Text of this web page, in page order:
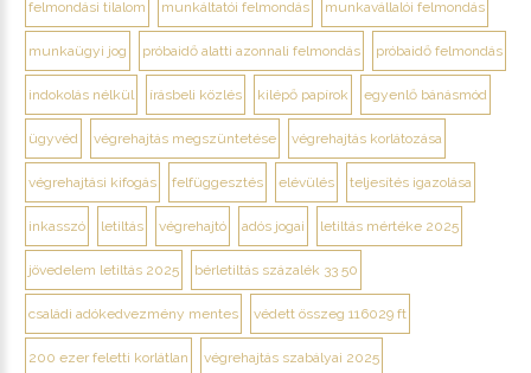
felmondási tilalom munkáltatói felmondás munkavállalói felmondás
munkaügyi jog próbaidő alatti azonnali felmondás próbaidő felmondás
indokolás nélkül írásbeli közlés kilépő papírok egyenlő bánásmód
ügyvéd végrehajtás megszüntetése végrehajtás korlátozása
végrehajtási kifogás felfüggesztés elévülés teljesítés igazolása
inkasszó letiltás végrehajtó adós jogai letiltás mértéke 2025
jövedelem letiltás 2025 bérletiltás százalék 33 50
családi adókedvezmény mentes védett összeg 116029 ft
200 ezer feletti korlátlan végrehajtás szabályai 2025